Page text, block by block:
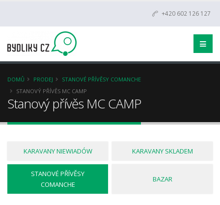
+420 602 126 127
DOMŮ PRODEJ
STANOVÉ PŘÍVĚSY COMANCHE
STANOVÝ PŘÍVĚS MC CAMP
Stanový přívěs MC CAMP
KARAVANY NIEWIADÓW KARAVANY SKLADEM
STANOVÉ PŘÍVĚSY
COMANCHE
BAZAR